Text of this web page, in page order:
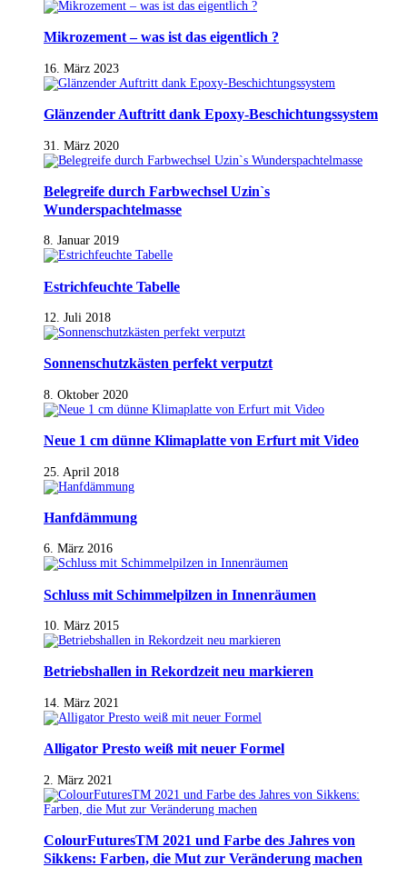
Mikrozement – was ist das eigentlich ?
16. März 2023
Glänzender Auftritt dank Epoxy-Beschichtungssystem
31. März 2020
Belegreife durch Farbwechsel Uzin`s
Wunderspachtelmasse
8. Januar 2019
Estrichfeuchte Tabelle
12. Juli 2018
Sonnenschutzkästen perfekt verputzt
8. Oktober 2020
Neue 1 cm dünne Klimaplatte von Erfurt mit Video
25. April 2018
Hanfdämmung
6. März 2016
Schluss mit Schimmelpilzen in Innenräumen
10. März 2015
Betriebshallen in Rekordzeit neu markieren
14. März 2021
Alligator Presto weiß mit neuer Formel
2. März 2021
ColourFuturesTM 2021 und Farbe des Jahres von
Sikkens: Farben, die Mut zur Veränderung machen